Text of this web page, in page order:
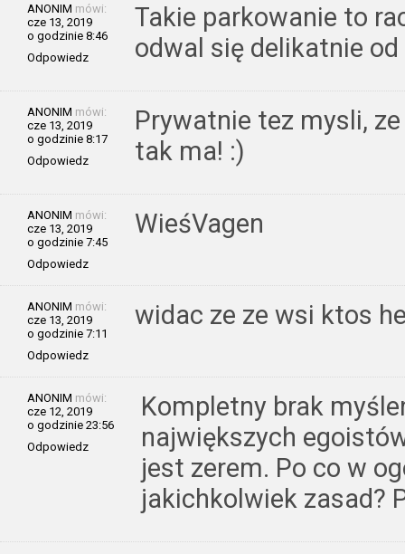
ANONIM mówi:
cze 13, 2019
o godzinie 8:46
Odpowiedz
Takie parkowanie to
odwal się delikatnie
ANONIM mówi:
cze 13, 2019
o godzinie 8:17
Odpowiedz
Prywatnie tez mysli,
tak ma! :)
ANONIM mówi:
cze 13, 2019
o godzinie 7:45
Odpowiedz
WieśVagen
ANONIM mówi:
cze 13, 2019
o godzinie 7:11
Odpowiedz
widac ze ze wsi ktos
ANONIM mówi:
cze 12, 2019
o godzinie 23:56
Odpowiedz
Kompletny brak
największych
jest zerem. Po co w
jakichkolwiek zasad?